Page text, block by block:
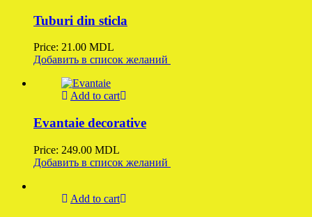
Tuburi din sticla
Price: 21.00 MDL
Добавить в список желаний
Add to cart
Evantaie decorative
Price: 249.00 MDL
Добавить в список желаний
Add to cart